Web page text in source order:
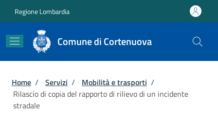
Regione Lombardia
Comune di Cortenuova
Briciole di pane
Home / Servizi / Mobilità e trasporti /
Rilascio di copia del rapporto di rilievo di un incidente
stradale